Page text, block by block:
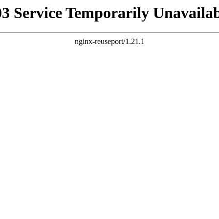
Service Temporarily
nginx-reuseport/1.21.1